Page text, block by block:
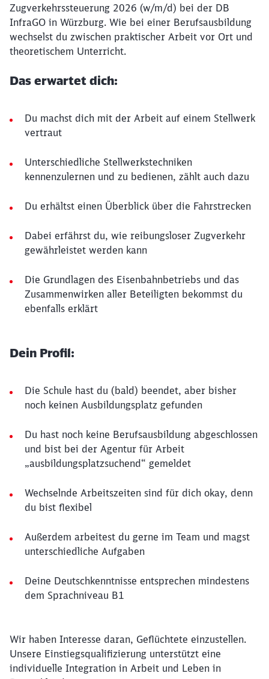
Zugverkehrssteuerung 2026 (w/m/d) bei der DB
InfraGO in Würzburg. Wie bei einer Berufsausbildung
wechselst du zwischen praktischer Arbeit vor Ort und
theoretischem Unterricht.
Das erwartet dich:
Du machst dich mit der Arbeit auf einem Stellwerk
vertraut
Unterschiedliche Stellwerkstechniken
kennenzulernen und zu bedienen, zählt auch dazu
Du erhältst einen Überblick über die Fahrstrecken
Dabei erfährst du, wie reibungsloser Zugverkehr
gewährleistet werden kann
Die Grundlagen des Eisenbahnbetriebs und das
Zusammenwirken aller Beteiligten bekommst du
ebenfalls erklärt
Dein Profil:
Die Schule hast du (bald) beendet, aber bisher
noch keinen Ausbildungsplatz gefunden
Du hast noch keine Berufsausbildung abgeschlossen
und bist bei der Agentur für Arbeit
„ausbildungsplatzsuchend“ gemeldet
Wechselnde Arbeitszeiten sind für dich okay, denn
du bist flexibel
Außerdem arbeitest du gerne im Team und magst
unterschiedliche Aufgaben
Deine Deutschkenntnisse entsprechen mindestens
dem Sprachniveau B1
Wir haben Interesse daran, Geflüchtete einzustellen.
Unsere Einstiegsqualifizierung unterstützt eine
individuelle Integration in Arbeit und Leben in